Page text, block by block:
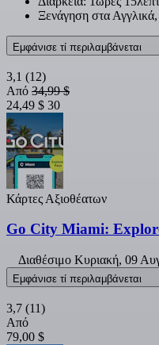
Ξενάγηση στα Αγγλικά,
Εμφάνισε τί περιλαμβάνεται
3,1 (12)
Από 34,99 $
24,49 $ 30
Κάρτες Αξιοθέατων
Go City Miami:
Διαθέσιμο Κυριακή, 09
Εμφάνισε τί περιλαμβάνεται
3,7 (11)
Από
79,00 $